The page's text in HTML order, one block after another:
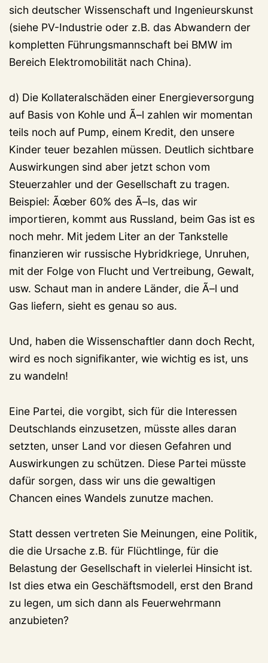
sich deutscher Wissenschaft und Ingenieurskunst
(siehe PV-Industrie oder z.B. das Abwandern der
kompletten Führungsmannschaft bei BMW im
Bereich Elektromobilität nach China).
d) Die Kollateralschäden einer Energieversorgung
auf Basis von Kohle und Ã–l zahlen wir momentan
teils noch auf Pump, einem Kredit, den unsere
Kinder teuer bezahlen müssen. Deutlich sichtbare
Auswirkungen sind aber jetzt schon vom
Steuerzahler und der Gesellschaft zu tragen.
Beispiel: Ãœber 60% des Ã–ls, das wir
importieren, kommt aus Russland, beim Gas ist es
noch mehr. Mit jedem Liter an der Tankstelle
finanzieren wir russische Hybridkriege, Unruhen,
mit der Folge von Flucht und Vertreibung, Gewalt,
usw. Schaut man in andere Länder, die Ã–l und
Gas liefern, sieht es genau so aus.
Und, haben die Wissenschaftler dann doch Recht,
wird es noch signifikanter, wie wichtig es ist, uns
zu wandeln!
Eine Partei, die vorgibt, sich für die Interessen
Deutschlands einzusetzen, müsste alles daran
setzten, unser Land vor diesen Gefahren und
Auswirkungen zu schützen. Diese Partei müsste
dafür sorgen, dass wir uns die gewaltigen
Chancen eines Wandels zunutze machen.
Statt dessen vertreten Sie Meinungen, eine Politik,
die die Ursache z.B. für Flüchtlinge, für die
Belastung der Gesellschaft in vielerlei Hinsicht ist.
Ist dies etwa ein Geschäftsmodell, erst den Brand
zu legen, um sich dann als Feuerwehrmann
anzubieten?